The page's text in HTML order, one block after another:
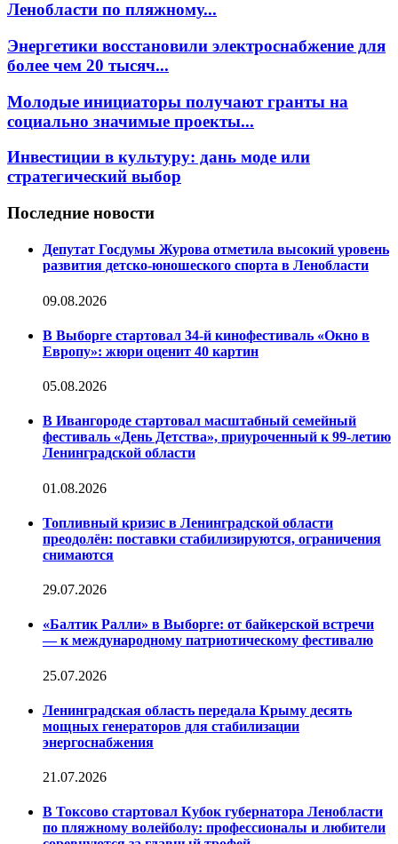
Ленобласти по пляжному...
Энергетики восстановили электроснабжение для
более чем 20 тысяч...
Молодые инициаторы получают гранты на
социально значимые проекты...
Инвестиции в культуру: дань моде или
стратегический выбор
Последние новости
Депутат Госдумы Журова отметила высокий уровень
развития детско-юношеского спорта в Ленобласти
09.08.2026
В Выборге стартовал 34-й кинофестиваль «Окно в
Европу»: жюри оценит 40 картин
05.08.2026
В Ивангороде стартовал масштабный семейный
фестиваль «День Детства», приуроченный к 99-летию
Ленинградской области
01.08.2026
Топливный кризис в Ленинградской области
преодолён: поставки стабилизируются, ограничения
снимаются
29.07.2026
«Балтик Ралли» в Выборге: от байкерской встречи
— к международному патриотическому фестивалю
25.07.2026
Ленинградская область передала Крыму десять
мощных генераторов для стабилизации
энергоснабжения
21.07.2026
В Токсово стартовал Кубок губернатора Ленобласти
по пляжному волейболу: профессионалы и любители